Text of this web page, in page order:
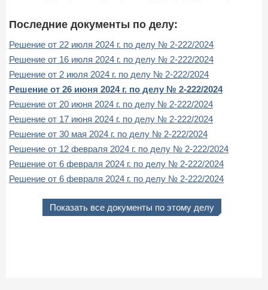
Последние документы по делу:
Решение от 22 июля 2024 г. по делу № 2-222/2024
Решение от 16 июля 2024 г. по делу № 2-222/2024
Решение от 2 июля 2024 г. по делу № 2-222/2024
Решение от 26 июня 2024 г. по делу № 2-222/2024
Решение от 20 июня 2024 г. по делу № 2-222/2024
Решение от 17 июня 2024 г. по делу № 2-222/2024
Решение от 30 мая 2024 г. по делу № 2-222/2024
Решение от 12 февраля 2024 г. по делу № 2-222/2024
Решение от 6 февраля 2024 г. по делу № 2-222/2024
Решение от 6 февраля 2024 г. по делу № 2-222/2024
Показать все документы по этому делу